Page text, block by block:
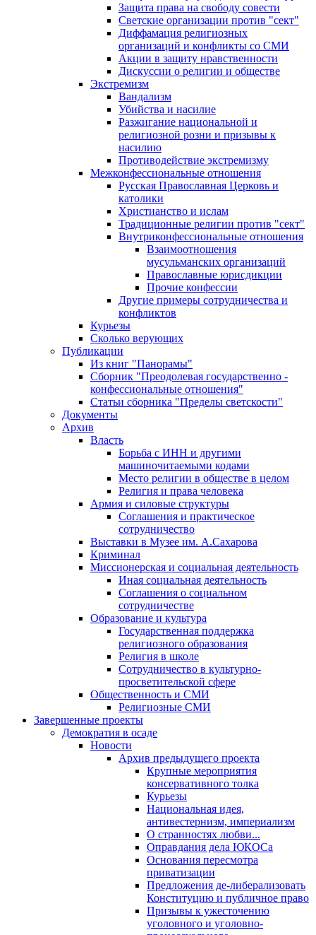
Защита права на свободу совести
Светские организации против "сект"
Диффамация религиозных
организаций и конфликты со СМИ
Акции в защиту нравственности
Дискуссии о религии и обществе
Экстремизм
Вандализм
Убийства и насилие
Разжигание национальной и
религиозной розни и призывы к
насилию
Противодействие экстремизму
Межконфессиональные отношения
Русская Православная Церковь и
католики
Христианство и ислам
Традиционные религии против "сект"
Внутриконфессиональные отношения
Взаимоотношения
мусульманских организаций
Православные юрисдикции
Прочие конфессии
Другие примеры сотрудничества и
конфликтов
Курьезы
Сколько верующих
Публикации
Из книг "Панорамы"
Сборник "Преодолевая государственно -
конфессиональные отношения"
Статьи сборника "Пределы светскости"
Документы
Архив
Власть
Борьба с ИНН и другими
машиночитаемыми кодами
Место религии в обществе в целом
Религия и права человека
Армия и силовые структуры
Соглашения и практическое
сотрудничество
Выставки в Музее им. А.Сахарова
Криминал
Миссионерская и социальная деятельность
Иная социальная деятельность
Соглашения о социальном
сотрудничестве
Образование и культура
Государственная поддержка
религиозного образования
Религия в школе
Сотрудничество в культурно-
просветительской сфере
Общественность и СМИ
Религиозные СМИ
Завершенные проекты
Демократия в осаде
Новости
Архив предыдущего проекта
Крупные мероприятия
консервативного толка
Курьезы
Национальная идея,
антивестернизм, империализм
О странностях любви...
Оправдания дела ЮКОСа
Основания пересмотра
приватизации
Предложения де-либерализовать
Конституцию и публичное право
Призывы к ужесточению
уголовного и уголовно-